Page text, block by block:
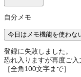
自分メモ
今日はメモ機能を使わな
登録に失敗しました。
恐れ入りますが再度ご入
［全角100文字まで］